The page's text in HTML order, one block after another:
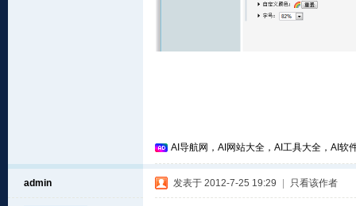
AI导航网，AI网站大全，AI工具大全，AI软
admin 发表于 2012-7-25 19:29 只看该作者